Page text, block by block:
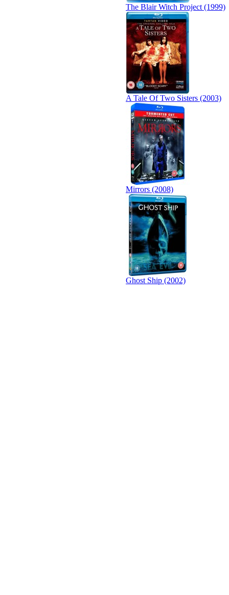
The Blair Witch Project (1999)
A Tale Of Two Sisters (2003)
Mirrors (2008)
Ghost Ship (2002)